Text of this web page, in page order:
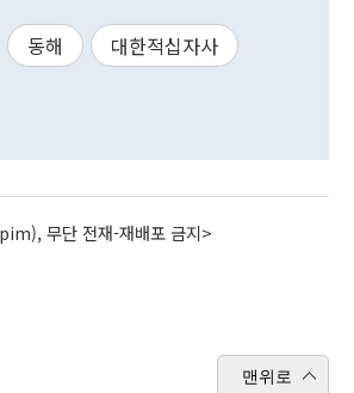
동해
대한적십자사
무단 전재-재배포 금지>
맨위로